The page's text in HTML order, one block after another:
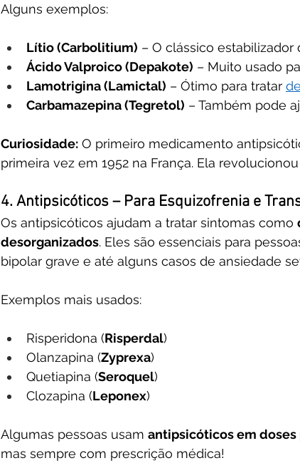
Alguns exemplos:
Lítio (Carbolitium) – O clássico estabilizador
Ácido Valproico (Depakote) – Muito usado
Lamotrigina (Lamictal) – Ótimo para tratar
Carbamazepina (Tegretol) – Também pode
Curiosidade: O primeiro medicamento
primeira vez em 1952 na França. Ela
4. Antipsicóticos – Para Esquizofrenia e
Os antipsicóticos ajudam a tratar sintomas como
desorganizados. Eles são essenciais para
bipolar grave e até alguns casos de ansiedade
Exemplos mais usados:
Risperidona (Risperdal)
Olanzapina (Zyprexa)
Quetiapina (Seroquel)
Clozapina (Leponex)
Algumas pessoas usam antipsicóticos em doses
mas sempre com prescrição médica!